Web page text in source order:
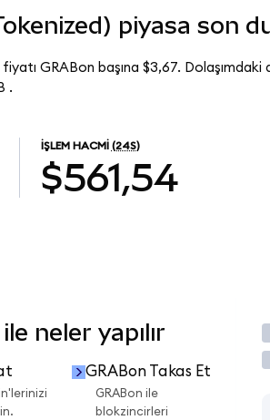
piyasa son
GRABon başına $3,67. Dolaşımdaki
.
İŞLEM HACMI (24S)
$561,54
neler yapılır
GRABon Takas Et
GRABon ile
blokzincirleri